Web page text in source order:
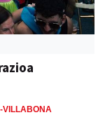
VILLABONA